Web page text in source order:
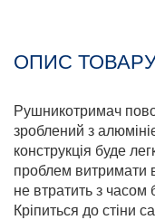
ОПИС
Рушникотримач
зроблений з
конструкція буде
проблем витримати
не втратить з часом
Кріпиться до стіни